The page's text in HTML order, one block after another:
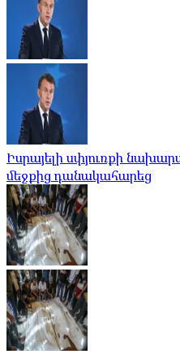
Իսրայելի սփյուռքի
մեջքից դանակահարեց